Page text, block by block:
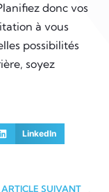
donc vos
à vous
possibilités
soyez
LinkedIn
ARTICLE SUIVANT